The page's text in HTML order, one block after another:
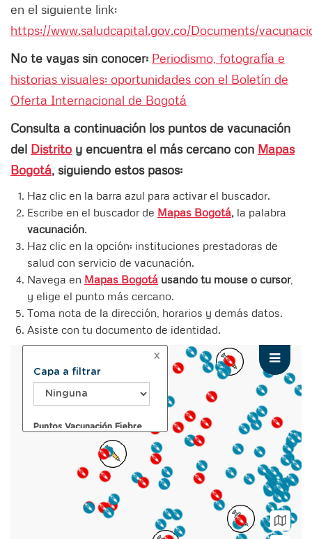
en el siguiente link:
https://www.saludcapital.gov.co/Documents/
No te vayas sin conocer: Periodismo, fotografía e
historias visuales: oportunidades con el Boletín de
Oferta Internacional de Bogotá
Consulta a continuación los puntos de vacunación
del Distrito y encuentra el más cercano con Mapas
Bogotá, siguiendo estos pasos:
Haz clic en la barra azul para activar el buscador.
Escribe en el buscador de Mapas Bogotá, la palabra
vacunación.
Haz clic en la opción: instituciones prestadoras de
salud con servicio de vacunación.
Navega en Mapas Bogotá usando tu mouse o cursor,
y elige el punto más cercano.
Toma nota de la dirección, horarios y demás datos.
Asiste con tu documento de identidad.